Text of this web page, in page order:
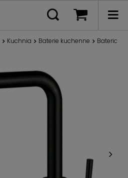
Kuchnia Baterie kuchenne Bateria